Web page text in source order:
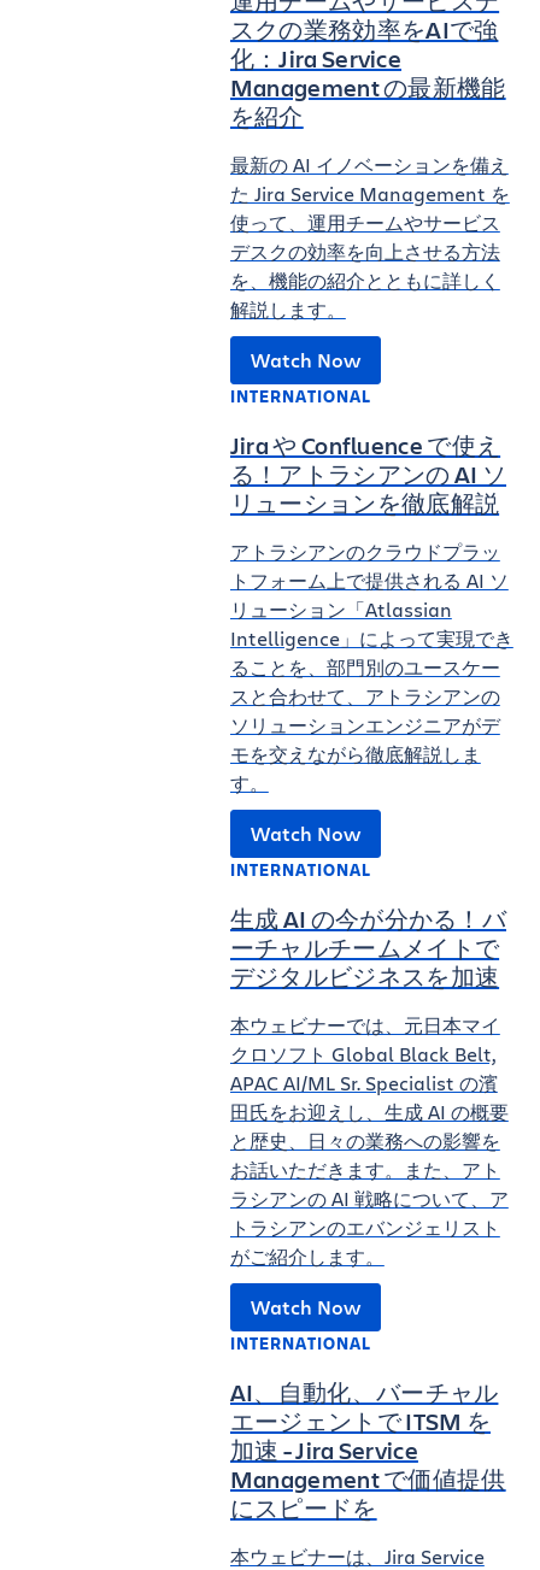
スクの業務効率をAIで強
化：Jira Service
Management の最新機能
を紹介
最新の AI イノベーションを備え
た Jira Service Management を
使って、運用チームやサービス
デスクの効率を向上させる方法
を、機能の紹介とともに詳しく
解説します。
Watch Now
INTERNATIONAL
Jira や Confluence で使え
る！アトラシアンの AI ソ
リューションを徹底解説
アトラシアンのクラウドプラッ
トフォーム上で提供される AI ソ
リューション「Atlassian
Intelligence」によって実現でき
ることを、部門別のユースケー
スと合わせて、アトラシアンの
ソリューションエンジニアがデ
モを交えながら徹底解説しま
す。
Watch Now
INTERNATIONAL
生成 AI の今が分かる！バ
ーチャルチームメイトで
デジタルビジネスを加速
本ウェビナーでは、元日本マイ
クロソフト Global Black Belt,
APAC AI/ML Sr. Specialist の濱
田氏をお迎えし、生成 AI の概要
と歴史、日々の業務への影響を
お話いただきます。また、アト
ラシアンの AI 戦略について、ア
トラシアンのエバンジェリスト
がご紹介します。
Watch Now
INTERNATIONAL
AI、自動化、バーチャル
エージェントで ITSM を
加速 - Jira Service
Management で価値提供
にスピードを
本ウェビナーは、Jira Service